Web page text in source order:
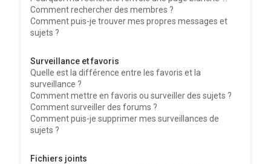
Comment rechercher des membres ?
Comment puis-je trouver mes propres messages et
sujets ?
Surveillance et favoris
Quelle est la différence entre les favoris et la
surveillance ?
Comment mettre en favoris ou surveiller des sujets ?
Comment surveiller des forums ?
Comment puis-je supprimer mes surveillances de
sujets ?
Fichiers joints